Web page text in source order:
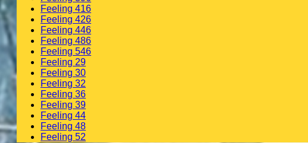
Feeling 416
Feeling 426
Feeling 446
Feeling 486
Feeling 546
Feeling 29
Feeling 30
Feeling 32
Feeling 36
Feeling 39
Feeling 44
Feeling 48
Feeling 52